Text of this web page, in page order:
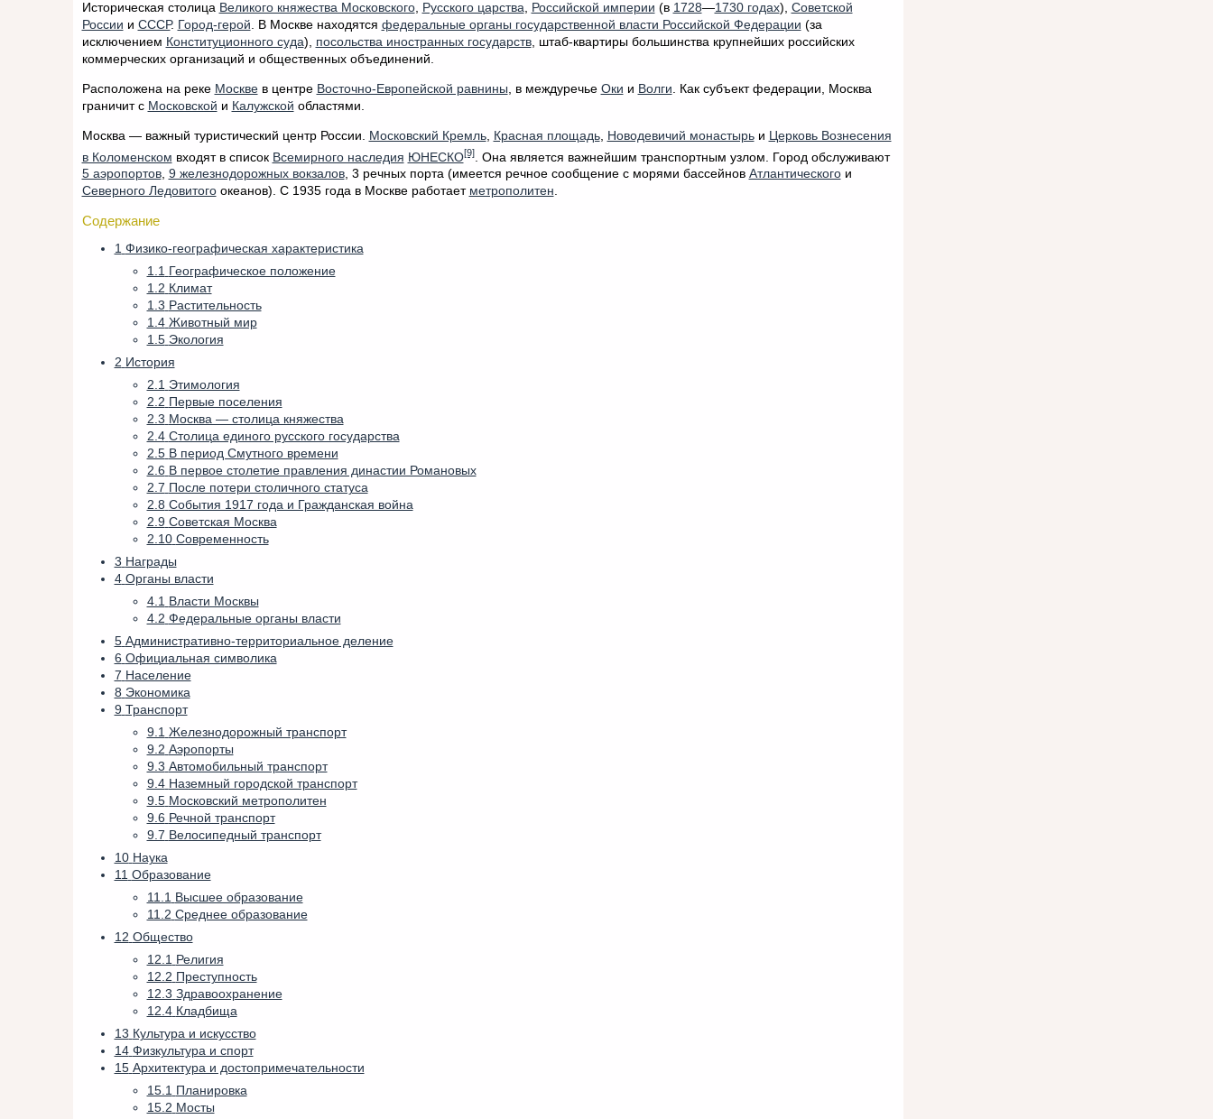
Историческая столица Великого княжества Московского, Русского царства, Российской империи (в 1728—1730 годах), Советской
России и СССР. Город-герой. В Москве находятся федеральные органы государственной власти Российской Федерации (за
исключением Конституционного суда), посольства иностранных государств, штаб-квартиры большинства крупнейших российских
коммерческих организаций и общественных объединений.
Расположена на реке Москвев центре Восточно-Европейской равнины , в междуречье Оки и Волги . Как субъект федерации, Москва
граничит с Московской и Калужской областями.
Москва — важный туристический центр России. Московский Кремль, Красная площадь, Новодевичий монастырьи Церковь Вознесения
в Коломенском входят в список Всемирного наследия ЮНЕСКО[9]. Она является важнейшим транспортным узлом. Город обслуживают
5 аэропортов, 9 железнодорожных вокзалов, 3 речных порта (имеется речное сообщение с морями бассейнов Атлантическогои
Северного Ледовитогоокеанов). С 1935 года в Москве работает метрополитен.
Содержание
1 Физико-географическая характеристика
1.1 Географическое положение
1.2 Климат
1.3 Растительность
1.4 Животный мир
1.5 Экология
2 История
2.1 Этимология
2.2 Первые поселения
2.3 Москва — столица княжества
2.4 Столица единого русского государства
2.5 В период Смутного времени
2.6 В первое столетие правления династии Романовых
2.7 После потери столичного статуса
2.8 События 1917 года и Гражданская война
2.9 Советская Москва
2.10 Современность
3 Награды
4 Органы власти
4.1 Власти Москвы
4.2 Федеральные органы власти
5 Административно-территориальное деление
6 Официальная символика
7 Население
8 Экономика
9 Транспорт
9.1 Железнодорожный транспорт
9.2 Аэропорты
9.3 Автомобильный транспорт
9.4 Наземный городской транспорт
9.5 Московский метрополитен
9.6 Речной транспорт
9.7 Велосипедный транспорт
10 Наука
11 Образование
11.1 Высшее образование
11.2 Среднее образование
12 Общество
12.1 Религия
12.2 Преступность
12.3 Здравоохранение
12.4 Кладбища
13 Культура и искусство
14 Физкультура и спорт
15 Архитектура и достопримечательности
15.1 Планировка
15.2 Мосты